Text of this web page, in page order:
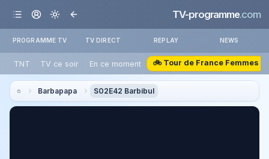
TV-programme.com
PROGRAMME TV TV DIRECT REPLAY NEWS
TNT TV ce soir En ce moment 🚲 Tour de France Femmes
Barbapapa S02E42 Barbibul